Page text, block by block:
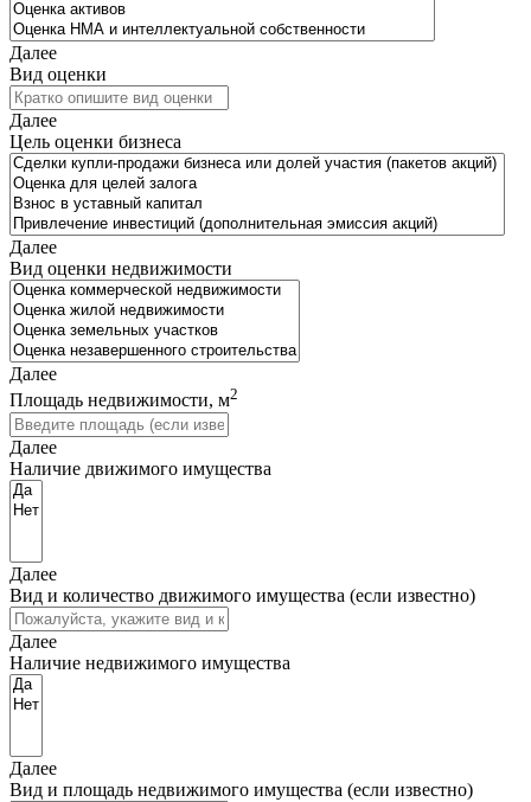
Далее
Вид оценки
Далее
Цель оценки бизнеса
Далее
Вид оценки недвижимости
Далее
Площадь недвижимости, м2
Далее
Наличие движимого имущества
Далее
Вид и количество движимого имущества (если известно)
Далее
Наличие недвижимого имущества
Далее
Вид и площадь недвижимого имущества (если известно)